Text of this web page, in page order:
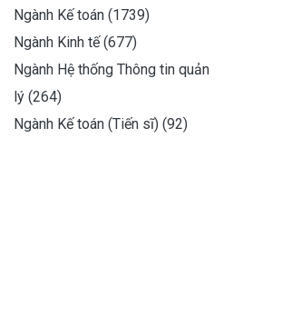
Ngành Kế toán (1739)
Ngành Kinh tế (677)
Ngành Hệ thống Thông tin quản
lý (264)
Ngành Kế toán (Tiến sĩ) (92)